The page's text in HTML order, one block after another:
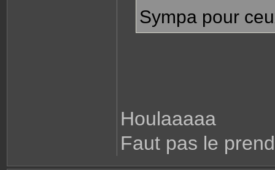
Sympa pour
Houlaaaaa
Faut pas le